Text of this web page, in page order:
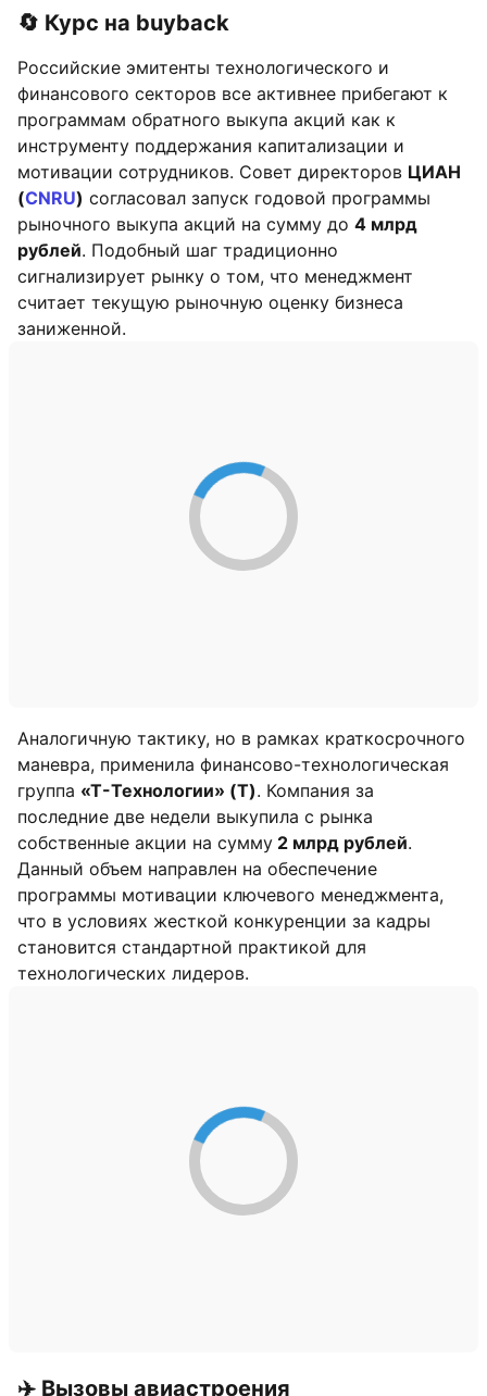
🔄 Курс на buyback
Российские эмитенты технологического и
финансового секторов все активнее прибегают к
программам обратного выкупа акций как к
инструменту поддержания капитализации и
мотивации сотрудников. Совет директоров ЦИАН
(CNRU) согласовал запуск годовой программы
рыночного выкупа акций на сумму до 4 млрд
рублей. Подобный шаг традиционно
сигнализирует рынку о том, что менеджмент
считает текущую рыночную оценку бизнеса
заниженной.
Аналогичную тактику, но в рамках краткосрочного
маневра, применила финансово-технологическая
группа «Т-Технологии» (T). Компания за
последние две недели выкупила с рынка
собственные акции на сумму 2 млрд рублей.
Данный объем направлен на обеспечение
программы мотивации ключевого менеджмента,
что в условиях жесткой конкуренции за кадры
становится стандартной практикой для
технологических лидеров.
✈️ Вызовы авиастроения